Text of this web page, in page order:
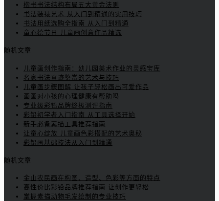
楷书书法结构布局五大黄金法则
书法装裱艺术 从入门到精通的实用技巧
书法用纸选购全指南 从入门到精通
童心绘节日 儿童画创意作品精选
随机文章
儿童画创作指南：幼儿园美术作业的灵感宝库
名家书法真迹鉴赏的艺术与技巧
儿童画步骤图解 让孩子轻松画出可爱作品
画画对小孩的心理健康有帮助吗
专业级彩铅品牌终极测评指南
彩铅初学者入门指南 从工具选择开始
新手必备素描工具推荐指南
让童心绽放 儿童画色彩搭配的艺术奥秘
彩铅画基础技法从入门到精通
随机文章
金山农民画在构图、造型、色彩等方面的特点
高性价比彩铅品牌推荐指南 让创作更轻松
掌握素描动物毛发绘制的专业技巧